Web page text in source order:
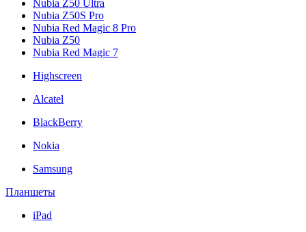
Nubia Z50 Ultra
Nubia Z50S Pro
Nubia Red Magic 8 Pro
Nubia Z50
Nubia Red Magic 7
Highscreen
Alcatel
BlackBerry
Nokia
Samsung
Планшеты
iPad